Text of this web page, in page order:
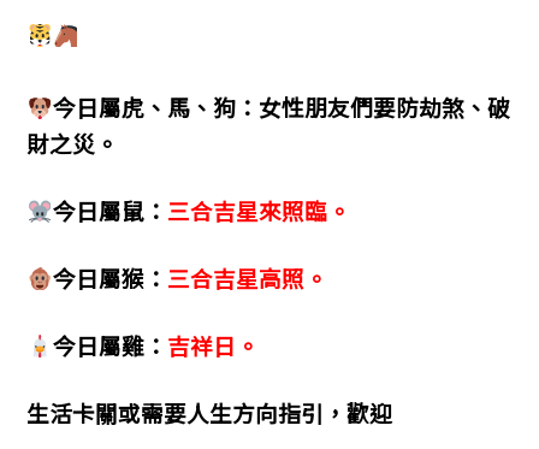
今日屬虎、馬、狗：女性朋友們要防劫煞、破
財之災。
今日屬鼠： 三合吉星來照臨。
今日屬猴： 三合吉星高照。
今日屬雞： 吉祥日。
生活卡關或需要人生方向指引，歡迎